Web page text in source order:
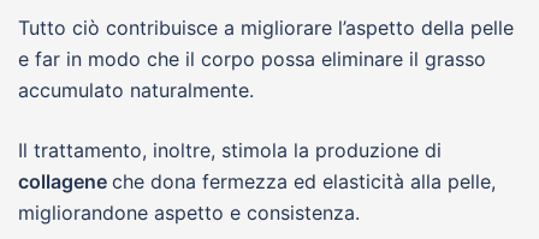
Tutto ciò contribuisce a migliorare l’aspetto della pelle
e far in modo che il corpo possa eliminare il grasso
accumulato naturalmente.
Il trattamento, inoltre, stimola la produzione di
collagene che dona fermezza ed elasticità alla pelle,
migliorandone aspetto e consistenza.